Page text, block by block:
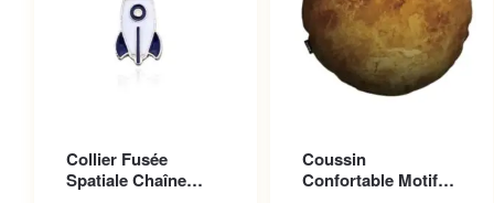
Collier Fusée
Spatiale Chaîne
Coussin
Confortable Motif